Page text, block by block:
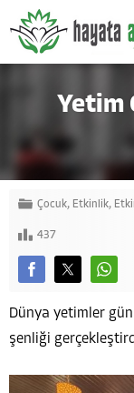
Yetim
Çocuk, Etkinlik,
437
Dünya yetimler
şenliği